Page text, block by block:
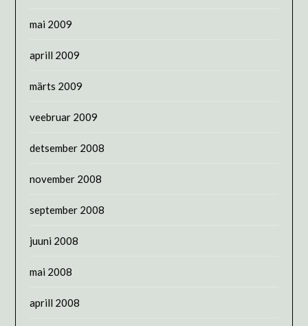
mai 2009
aprill 2009
märts 2009
veebruar 2009
detsember 2008
november 2008
september 2008
juuni 2008
mai 2008
aprill 2008